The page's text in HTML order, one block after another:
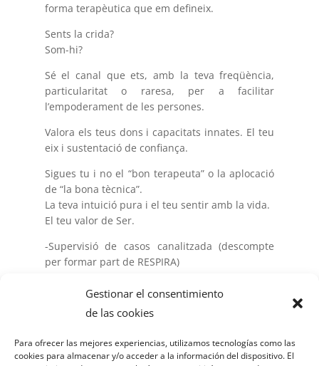
Gestionar el consentimiento
de las cookies
Para ofrecer las mejores experiencias, utilizamos tecnologías como las
cookies para almacenar y/o acceder a la información del dispositivo. El
forma terapèutica que em defineix.
Sents la crida?
Som-hi?
Sé el canal que ets, amb la teva freqüència,
particularitat o raresa, per a facilitar
l’empoderament de les persones.
Valora els teus dons i capacitats innates. El teu
eix i sustentació de confiança.
Sigues tu i no el “bon terapeuta” o la aplocació
de “la bona tècnica”.
La teva intuició pura i el teu sentir amb la vida.
El teu valor de Ser.
-Supervisió de casos canalitzada (descompte
per formar part de RESPIRA)
Trobades mensuals:
* Dilluns o dimarts matí